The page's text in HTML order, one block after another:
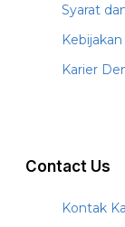
Syarat
Karier
Contact Us
Kontak